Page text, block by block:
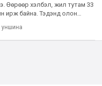
Өөрөөр хэлбэл, жил тутам 33
ирж байна. Тэдэнд олон
уншина